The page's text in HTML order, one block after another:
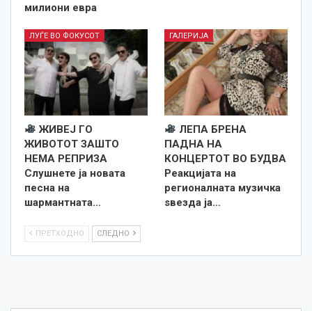
милиони евра
ЛУЃЕ ВО ФОКУСОТ
ЖИВЕЈ ГО
ЖИВОТОТ ЗАШТО
НЕМА РЕПРИЗА
Слушнете ја новата
песна на
шармантната…
ГАЛЕРИЈА
ЛЕПА БРЕНА
ПАДНА НА
КОНЦЕРТОТ ВО БУДВА
Реакцијата на
регионалната музичка
ѕвезда ја…
ПРЕТХОДНО СЛЕДНО